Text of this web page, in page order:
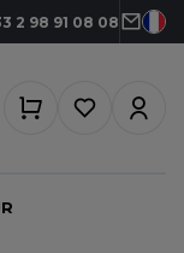
2 98 91 08 08